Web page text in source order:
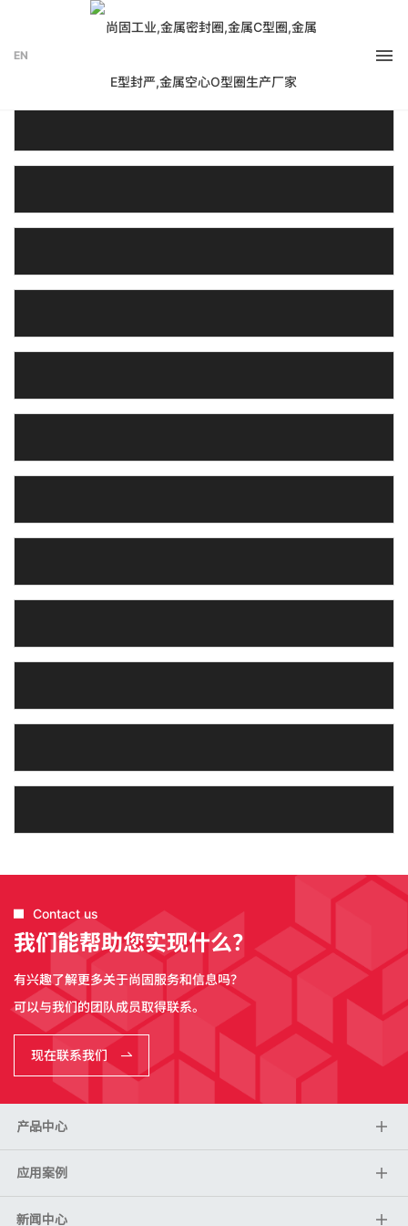
EN
资源
金属密封圈 极端工况密封解决方案
Contact us
我们能帮助您实现什么？
有兴趣了解更多关于尚固服务和信息吗？
可以与我们的团队成员取得联系。
现在联系我们
产品中心
应用案例
新闻中心